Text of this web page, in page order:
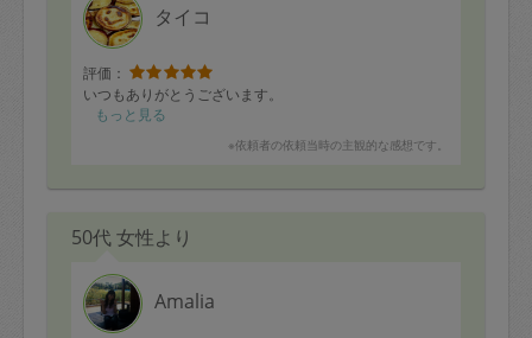
タイコ
評価：
いつもありがとうございます。
もっと見る
※依頼者の依頼当時の主観的な感想です。
50代 女性より
Amalia